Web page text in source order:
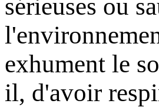
sérieuses ou
exhument le
il, d'avoir